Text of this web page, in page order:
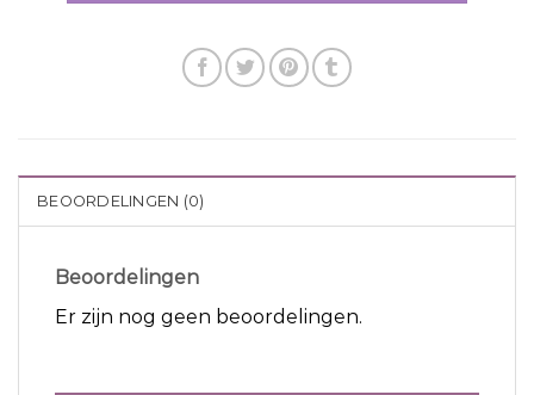
BEOORDELINGEN (0)
Beoordelingen
Er zijn nog geen beoordelingen.